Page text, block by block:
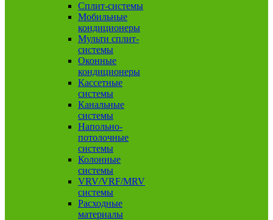
Сплит-системы
Мобильные
кондиционеры
Мульти сплит-
системы
Оконные
кондиционеры
Кассетные
системы
Канальные
системы
Напольно-
потолочные
системы
Колонные
системы
VRV/VRF/MRV
системы
Расходные
материалы